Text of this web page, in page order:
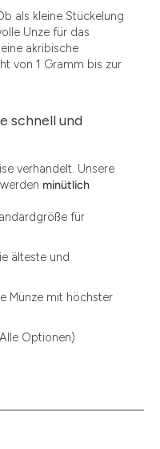
als kleine Stückelung
Unze für das
akribische
von 1 Gramm bis zur
schnell und
verhandelt. Unsere
minütlich
für
älteste und
Münze mit höchster
Optionen)